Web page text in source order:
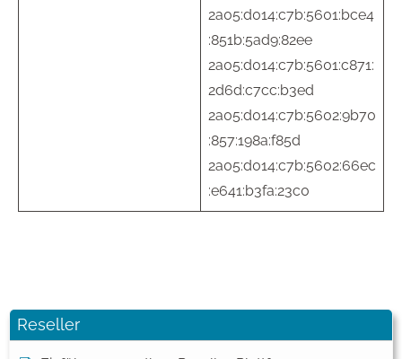
Reseller
2a05:d014:c7b:5601:bce4
:851b:5ad9:82ee
2a05:d014:c7b:5601:c871:
2d6d:c7cc:b3ed
2a05:d014:c7b:5602:9b70
:857:198a:f85d
2a05:d014:c7b:5602:66ec
:e641:b3fa:23c0